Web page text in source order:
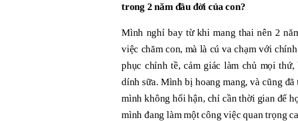
trong 2 năm đầu đời của con?
Mình nghỉ bay từ khi mang thai nên 2
việc chăm con, mà là cú va chạm với
phục chỉnh tề, cảm giác làm chủ mọi
dính sữa. Mình bị hoang mang, và cũng
mình không hối hận, chỉ cần thời gian để
mình đang làm một công việc quan trọng